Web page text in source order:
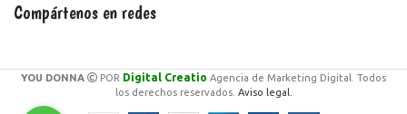
Compártenos en redes
YOU DONNA POR Digital Creatio Agencia de Marketing Digital. Todos
los derechos reservados. Aviso legal.